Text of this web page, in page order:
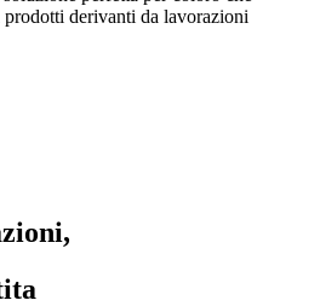
prodotti derivanti da lavorazioni